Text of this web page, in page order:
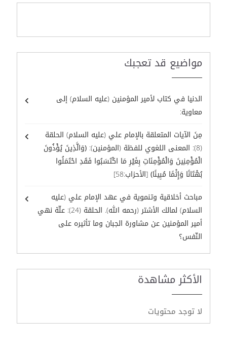
مواضيع قد تعجبك
الدنيا في كتاب لأمير المؤمنين (عليه السلام) إلى
معاوية:
مِنَ الآيات المتعلقة بالإمام علي (عليه السلام) الحلقة
(8): المعنى اللغوي للفظة (المؤمنين): ﴿وَالَّذِينَ يُؤْذُونَ
الْمُؤْمِنِينَ وَالْمُؤْمِنَاتِ بِغَيْرِ مَا اكْتَسَبُوا فَقَدِ احْتَمَلُوا
بُهْتَانًا وَإِثْمًا مُبِينًا﴾ [الأحزاب:58]
مباحث أخلاقية وتنموية في عهد الإمام علي (عليه
السلام) لمالك الأشتر (رحمه الله). الحلقة (24): علّة نهي
أمير المؤمنين عن مشاورة الجبان وما تأثيره على
النّفس؟
الأكثر مشاهدة
لا توجد محتويات